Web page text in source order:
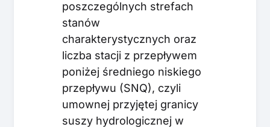
poszczególnych strefach
stanów
charakterystycznych oraz
liczba stacji z przepływem
poniżej średniego niskiego
przepływu (SNQ), czyli
umownej przyjętej granicy
suszy hydrologicznej w